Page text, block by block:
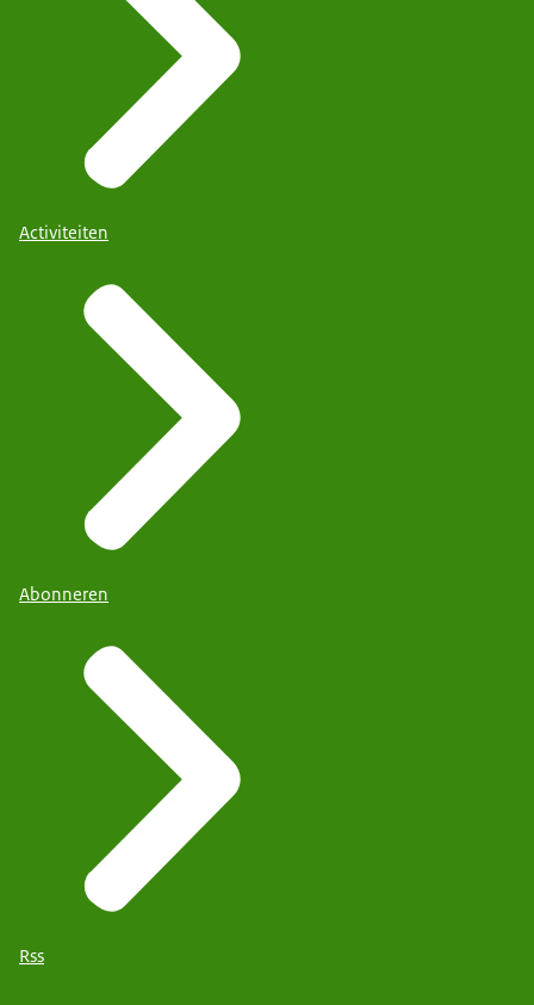
Activiteiten
Abonneren
Rss